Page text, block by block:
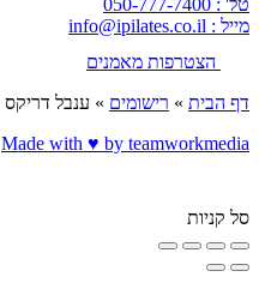
טל' : 050-777-7400
מייל : info@ipilates.co.il
הצטרפות מאמנים
דף הבית » רישומים » ענבל דריקס
Made with ♥️ by teamworkmedia
סל קניות